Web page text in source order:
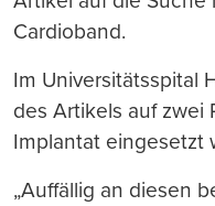
Cardioband.
Im Universitätsspital
des Artikels auf zwei
Implantat eingesetzt
„Auffällig an diesen